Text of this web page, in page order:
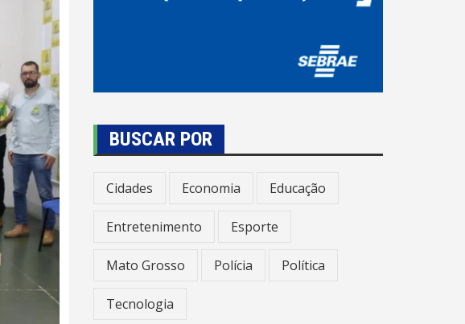
BUSCAR POR
Cidades Economia Educação
Entretenimento Esporte
Mato Grosso Polícia Política
Tecnologia